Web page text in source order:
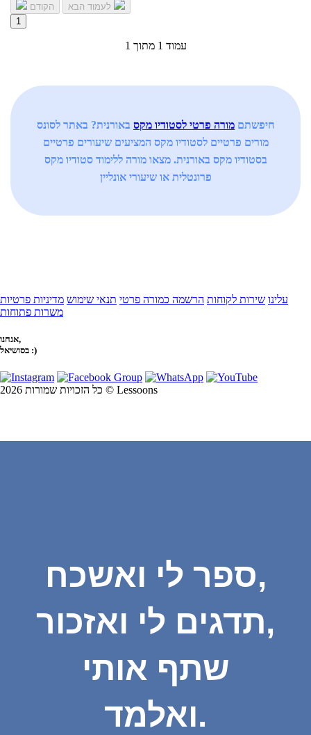
הקודם
1
עמוד 1 מתוך 1
חיפשתם מורה פרטי לסטודיו מקס באורנית? באתר לסונס
מורים פרטיים לסטודיו מקס המציעים שיעורים פרטיים
בסטודיו מקס באורנית. מצאו מורה ללימוד סטודיו מקס
פרונטלית או שיעורי אונליין
עלינו שירות לקוחות הרשמה כמורה פרטי תנאי שימוש מדיניות פרטיות
משרות פתוחות
אנחנו,
בסושיאל :)
כל הזכויות שמורות 2026 © Lessoons
ספר לי ואשכח,
תדגים לי ואזכור,
שתף אותי
ואלמד.